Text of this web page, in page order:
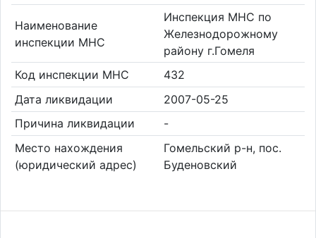
Наименование
инспекции МНС
Инспекция МНС по
Железнодорожному
району г.Гомеля
Код инспекции МНС
432
Дата ликвидации
2007-05-25
Причина ликвидации
-
Место нахождения
(юридический адрес)
Гомельский р-н, пос.
Буденовский